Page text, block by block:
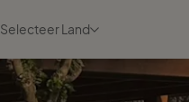
Selecteer Land